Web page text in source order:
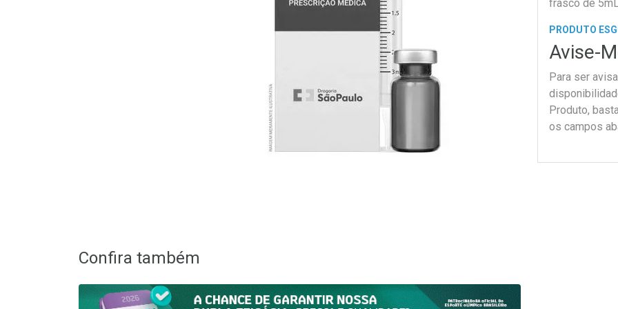
frasco de 5mL.
PRODUTO
Avise-
Para ser
Produto,
os campos
Confira também